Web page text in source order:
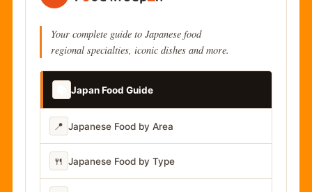
Your complete guide to Japanese food
regional specialties, iconic dishes and more.
Japan Food Guide
📍 Japanese Food by Area
🍴 Japanese Food by Type